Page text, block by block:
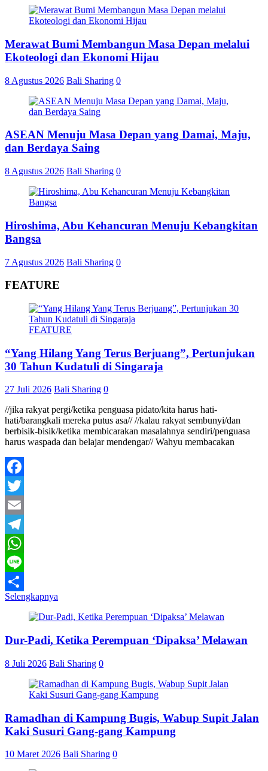
Merawat Bumi Membangun Masa Depan melalui
Ekoteologi dan Ekonomi Hijau
8 Agustus 2026 Bali Sharing 0
ASEAN Menuju Masa Depan yang Damai, Maju,
dan Berdaya Saing
8 Agustus 2026 Bali Sharing 0
Hiroshima, Abu Kehancuran Menuju Kebangkitan
Bangsa
7 Agustus 2026 Bali Sharing 0
FEATURE
FEATURE
“Yang Hilang Yang Terus Berjuang”, Pertunjukan
30 Tahun Kudatuli di Singaraja
27 Juli 2026 Bali Sharing 0
//jika rakyat pergi/ketika penguasa pidato/kita harus hati-
hati/barangkali mereka putus asa// //kalau rakyat sembunyi/dan
berbisik-bisik/ketika membicarakan masalahnya sendiri/penguasa
harus waspada dan belajar mendengar// Wahyu membacakan
Facebook
Twitter
Email
Telegram
WhatsApp
Line
Share
Selengkapnya
Dur-Padi, Ketika Perempuan ‘Dipaksa’ Melawan
8 Juli 2026 Bali Sharing 0
Ramadhan di Kampung Bugis, Wabup Supit Jalan
Kaki Susuri Gang-gang Kampung
10 Maret 2026 Bali Sharing 0